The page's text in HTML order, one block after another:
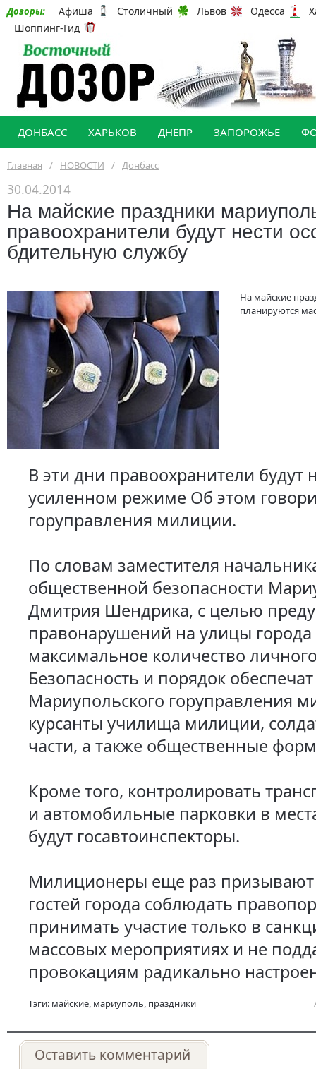
Дозоры: Афиша Столичный Львов Одесса
Шоппинг-Гид
ДОНБАСС ХАРЬКОВ ДНЕПР ЗАПОРОЖЬЕ
Главная / НОВОСТИ / Донбасс
30.04.2014
На майские праздники
правоохранители будут нести
бдительную службу
На майские
планируются
В эти дни правоохранители будут
усиленном режиме Об этом
горуправления милиции.
По словам заместителя
общественной безопасности
Дмитрия Шендрика, с целью
правонарушений на улицы
максимальное количество
Безопасность и порядок
Мариупольского горуправления
курсанты училища милиции,
части, а также общественные
Кроме того, контролировать
и автомобильные парковки в
будут госавтоинспекторы.
Милиционеры еще раз
гостей города соблюдать
принимать участие только в
массовых мероприятиях и не
провокациям радикально
Тэги: майские, мариуполь, праздники
Оставить комментарий